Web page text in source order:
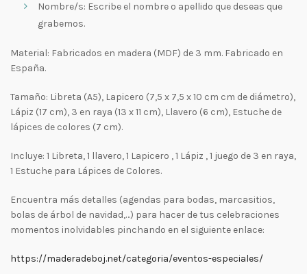
Nombre/s: Escribe el nombre o apellido que deseas que
grabemos.
Material: Fabricados en madera (MDF) de 3 mm. Fabricado en
España.
Tamaño: Libreta (A5), Lapicero (7,5 x 7,5 x 10 cm cm de diámetro),
Lápiz (17 cm), 3 en raya (13 x 11 cm), Llavero (6 cm), Estuche de
lápices de colores (7 cm).
Incluye: 1 Libreta, 1 llavero, 1 Lapicero , 1 Lápiz , 1 juego de 3 en raya,
1 Estuche para Lápices de Colores.
Encuentra más detalles (agendas para bodas, marcasitios,
bolas de árbol de navidad,…) para hacer de tus celebraciones
momentos inolvidables pinchando en el siguiente enlace:
https://maderadeboj.net/categoria/eventos-especiales/